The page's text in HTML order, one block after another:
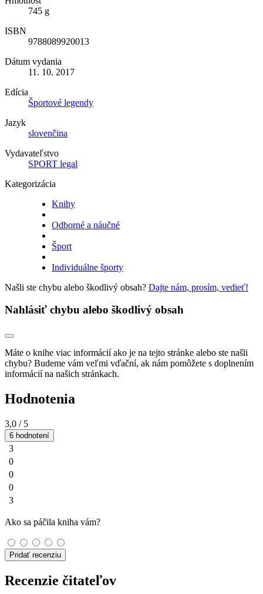
745 g
ISBN
9788089920013
Dátum vydania
11. 10. 2017
Edícia
Športové legendy
Jazyk
slovenčina
Vydavateľstvo
SPORT legal
Kategorizácia
Knihy
Odborné a náučné
Šport
Individuálne športy
Našli ste chybu alebo škodlivý obsah? Dajte nám, prosím, vedieť!
Nahlásiť chybu alebo škodlivý obsah
Máte o knihe viac informácií ako je na tejto stránke alebo ste našli
chybu? Budeme vám veľmi vďační, ak nám pomôžete s doplnením
informácií na našich stránkach.
Hodnotenia
3,0 / 5
6 hodnotení
3
0
0
0
3
Ako sa páčila kniha vám?
Pridať recenziu
Recenzie čitateľov